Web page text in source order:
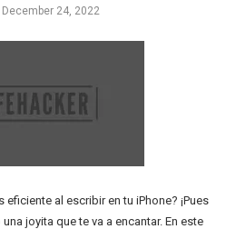
December 24, 2022
eficiente al escribir en tu iPhone? ¡Pues
joyita que te va a encantar. En este